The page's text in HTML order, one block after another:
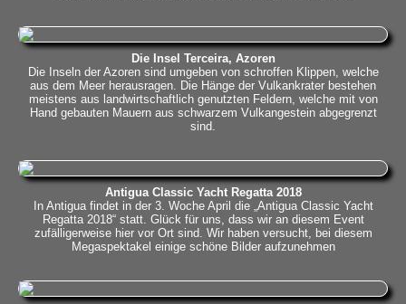
Die Insel Terceira, Azoren
Die Inseln der Azoren sind umgeben von schroffen Klippen, welche
aus dem Meer herausragen. Die Hänge der Vulkankrater bestehen
meistens aus landwirtschaftlich genutzten Feldern, welche mit von
Hand gebauten Mauern aus schwarzem Vulkangestein abgegrenzt
sind.
Antigua Classic Yacht Regatta 2018
In Antigua findet in der 3. Woche April die „Antigua Classic Yacht
Regatta 2018“ statt. Glück für uns, dass wir an diesem Event
zufälligerweise hier vor Ort sind. Wir haben versucht, bei diesem
Megaspektakel einige schöne Bilder aufzunehmen